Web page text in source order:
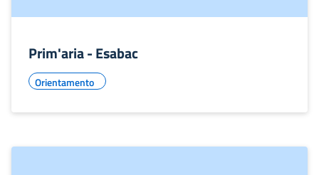
Prim'aria - Esabac
Orientamento